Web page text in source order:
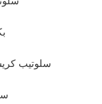
سلوتيب